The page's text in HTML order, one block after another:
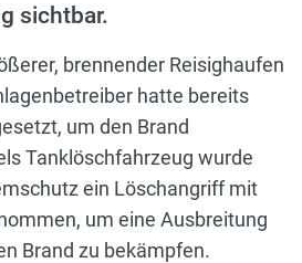
sichtbar.
brennender Reisighaufen
hatte bereits
um den Brand
Tanklöschfahrzeug wurde
ein Löschangriff mit
um eine Ausbreitung
Brand zu bekämpfen.